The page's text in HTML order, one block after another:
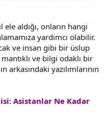
ele aldığı, onların hangi
yardımcı olabilir.
ve insan gibi bir üslup
ve bilgi odaklı bir
yazılımlarının
Asistanlar Ne Kadar